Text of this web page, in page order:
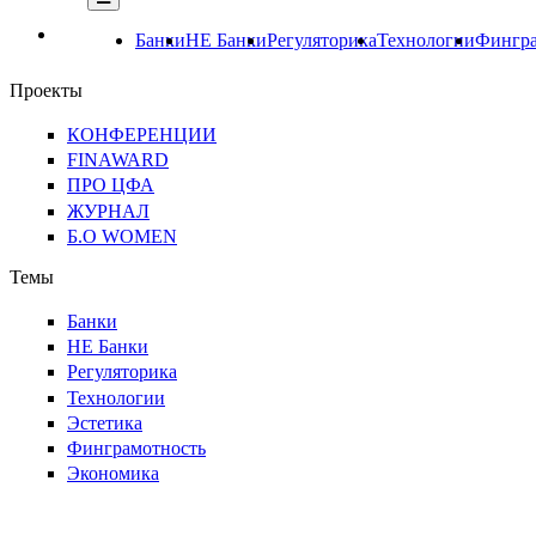
БанкиНЕ БанкиРегуляторикаТехнологии
Проекты
КОНФЕРЕНЦИИ
FINAWARD
ПРО ЦФА
ЖУРНАЛ
Б.О WOMEN
Темы
Банки
НЕ Банки
Регуляторика
Технологии
Эстетика
Финграмотность
Экономика